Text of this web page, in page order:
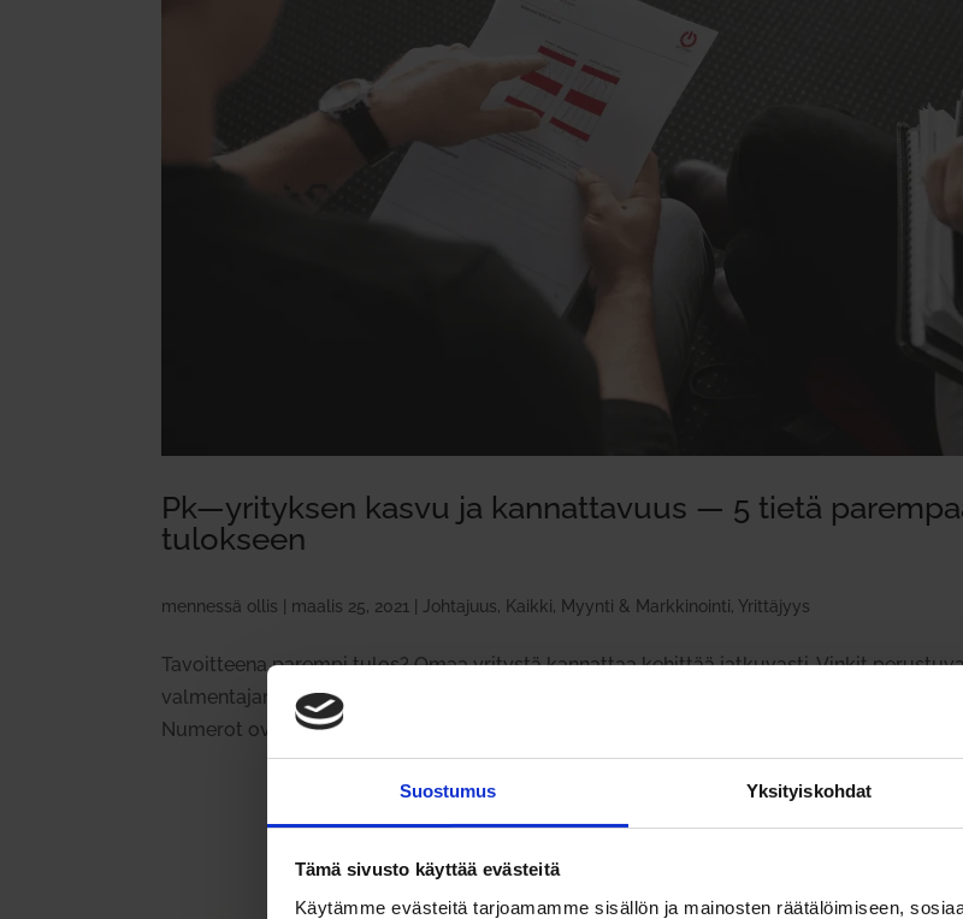
Suostumus Yksityiskohdat
Tämä sivusto käyttää evästeitä
Käytämme evästeitä tarjoamamme sisällön ja mainosten räätälöimiseen,
Pk—yrityksen kasvu ja kan­nat­tavuus — 5 tietä
tulokseen
mennessä ollis maalis 25, 2021 Johtajuus, Kaikki, Myynti & Markkinointi, Yrittäjyys
Tavoitteena parempi tulos? Omaa yritystä kannattaa kehittää jatkuvasti. Vinkit
valmentajan Ollis Leppäsen omaan näkemykseen hänen yrittäjätaustansa pohjalta. 1.
Numerot ovat aina totta. Omat luvut pitää tuntea oli se sitten...